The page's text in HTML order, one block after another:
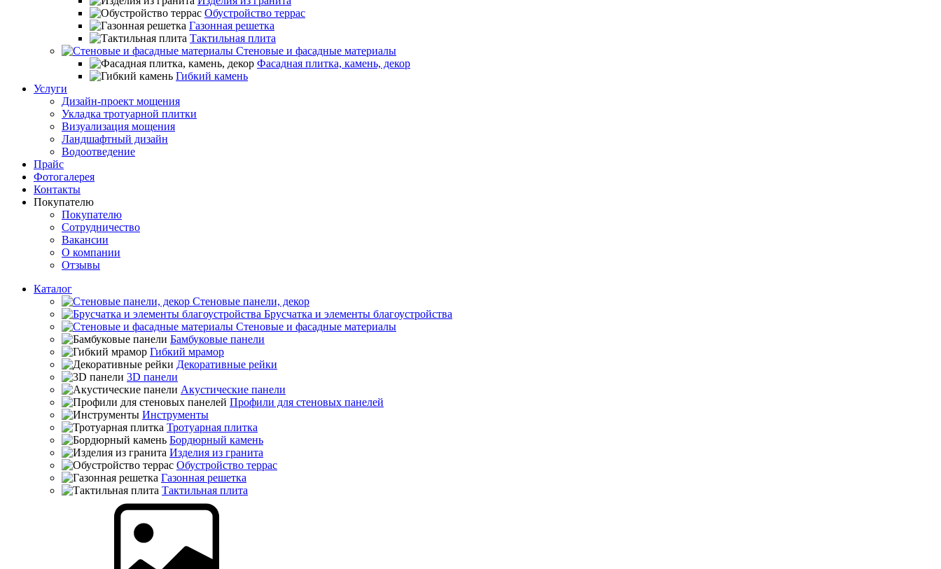
Обустройство террас
Газонная решетка
Тактильная плита
Стеновые и фасадные материалы
Фасадная плитка, камень, декор
Гибкий камень
Услуги
Дизайн-проект мощения
Укладка тротуарной плитки
Визуализация мощения
Ландшафтный дизайн
Водоотведение
Прайс
Фотогалерея
Контакты
Покупателю
Покупателю
Сотрудничество
Вакансии
О компании
Отзывы
Каталог
Стеновые панели, декор
Брусчатка и элементы благоустройства
Стеновые и фасадные материалы
Бамбуковые панели
Гибкий мрамор
Декоративные рейки
3D панели
Акустические панели
Профили для стеновых панелей
Инструменты
Тротуарная плитка
Бордюрный камень
Изделия из гранита
Обустройство террас
Газонная решетка
Тактильная плита